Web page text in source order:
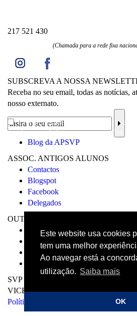
Este website usa cookies
tem uma melhor
Ao navegar está a
utilização. Saiba mais
OK
217 521 430
(Chamada para a rede fixa
SUBSCREVA A NOSSA
Receba no seu email, todas as notícias,
nosso externato.
Li a informação sobre a proteção de dados
uso dos meus dados pessoais para os fins
Blog da APSVP
ASSOC. ANTIGOS ALUNOS
Contactos
Blogspot
Facebook
Delegados
OUTROS
Visita Virtual
Livro de reclamações
Canal de Denúncias
SVP - EXTERNATO LICEAL DAS
VICENTE DE PAULO - Lisboa ©
Política de Privacidade